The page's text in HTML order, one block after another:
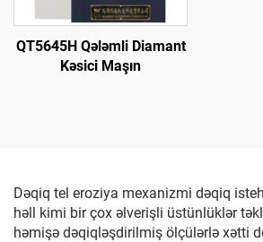
QT5645H Qələmli Diamant
Kəsici Maşın
Dəqiq tel eroziya mexanizmi dəqiq
həll kimi bir çox əlverişli üstünlüklər
həmişə dəqiqləşdirilmiş ölçülərlə xətti